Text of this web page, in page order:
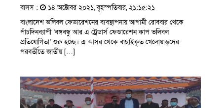
বাসস :
১৪ অক্টোবর ২০২১, বৃহস্পতিবার, ২১:১৫:২১
বাংলাদেশ ভলিবল ফেডারেশনের ব্যবস্থাপনায় আগামী রোববার থেকে
পাঁচদিনব্যাপী ‘বঙ্গবন্ধু আর এ ট্রেডার্স ফেডারেশন কাপ ভলিবল
প্রতিযোগিতা’ শুরু হচ্ছে। এ আসর থেকে বাছাইকৃত খেলোয়াড়দের
পরবর্তীতে জাতীয় […]